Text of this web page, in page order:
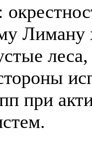
Лиману
при